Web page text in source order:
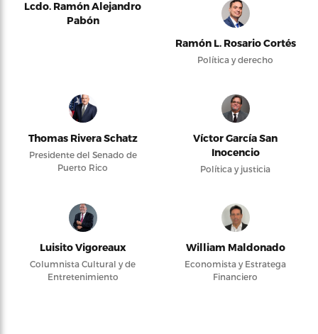
Lcdo. Ramón Alejandro
Pabón
Ramón L. Rosario Cortés
Política y derecho
Thomas Rivera Schatz
Presidente del Senado de
Puerto Rico
Víctor García San
Inocencio
Política y justicia
Luisito Vigoreaux
Columnista Cultural y de
Entretenimiento
William Maldonado
Economista y Estratega
Financiero